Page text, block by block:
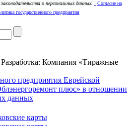
о персональных данных.
Согласие на
государственного предприятия
Разработка: Компания «Тиражные
предприятия Еврейской
плюс» в отношении
данных